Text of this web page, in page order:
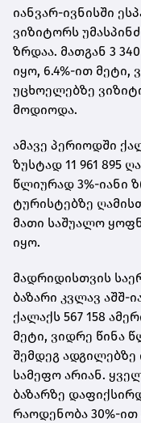
იანვარ-ივნისში
ვიზიტორს
ზრდაა. მათგან 3
იყო, 6.4%-ით
უცხოელებზე
მოდიოდა.
ამავე პერიოდში
ზუსტად 11 961 895
წლიურად 3%-იანი
ტურისტებზე
მათი საშუალო
იყო.
მადრიდისთვის
ბაზარი კვლავ აშშ-
ქალაქს 567 158
მეტი, ვიდრე წინა
შემდეგ
სამეფო არიან.
ბაზარზე
რაოდენობა 30%-ით